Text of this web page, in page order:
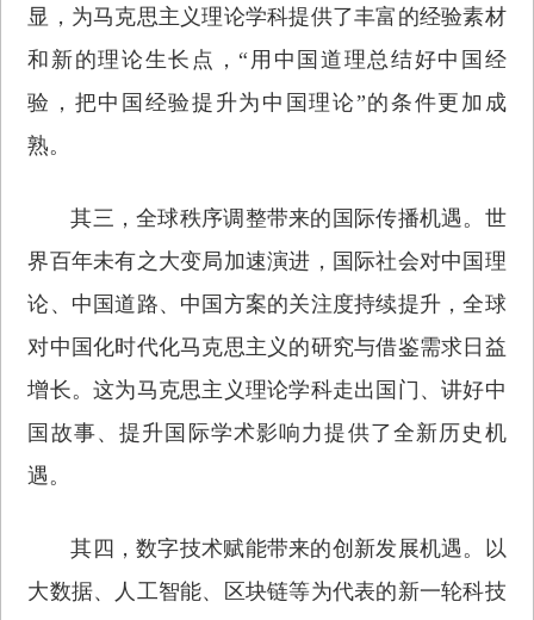
显，为马克思主义理论学科提供了丰富的经验素材
和新的理论生长点，“用中国道理总结好中国经
验，把中国经验提升为中国理论”的条件更加成
熟。
其三，全球秩序调整带来的国际传播机遇。世
界百年未有之大变局加速演进，国际社会对中国理
论、中国道路、中国方案的关注度持续提升，全球
对中国化时代化马克思主义的研究与借鉴需求日益
增长。这为马克思主义理论学科走出国门、讲好中
国故事、提升国际学术影响力提供了全新历史机
遇。
其四，数字技术赋能带来的创新发展机遇。以
大数据、人工智能、区块链等为代表的新一轮科技